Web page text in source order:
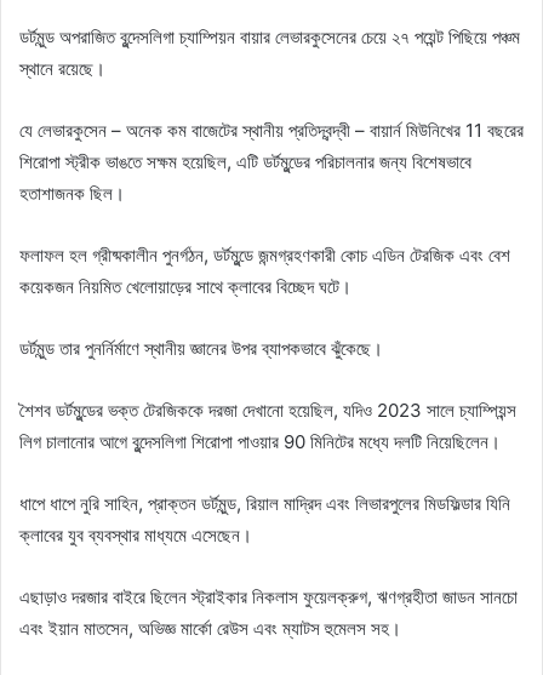
ডর্টমুন্ড অপরাজিত বুন্দেসলিগা চ্যাম্পিয়ন বায়ার লেভারকুসেনের চেয়ে ২৭ পয়েন্ট পিছিয়ে পঞ্চম
স্থানে রয়েছে।
যে লেভারকুসেন – অনেক কম বাজেটের স্থানীয় প্রতিদ্বন্দ্বী – বায়ার্ন মিউনিখের 11 বছরের
শিরোপা স্ট্রীক ভাঙতে সক্ষম হয়েছিল, এটি ডর্টমুন্ডের পরিচালনার জন্য বিশেষভাবে
হতাশাজনক ছিল।
ফলাফল হল গ্রীষ্মকালীন পুনর্গঠন, ডর্টমুন্ডে জন্মগ্রহণকারী কোচ এডিন টেরজিক এবং বেশ
কয়েকজন নিয়মিত খেলোয়াড়ের সাথে ক্লাবের বিচ্ছেদ ঘটে।
ডর্টমুন্ড তার পুনর্নির্মাণে স্থানীয় জ্ঞানের উপর ব্যাপকভাবে ঝুঁকেছে।
শৈশব ডর্টমুন্ডের ভক্ত টেরজিককে দরজা দেখানো হয়েছিল, যদিও 2023 সালে চ্যাম্পিয়ন্স
লিগ চালানোর আগে বুন্দেসলিগা শিরোপা পাওয়ার 90 মিনিটের মধ্যে দলটি নিয়েছিলেন।
ধাপে ধাপে নুরি সাহিন, প্রাক্তন ডর্টমুন্ড, রিয়াল মাদ্রিদ এবং লিভারপুলের মিডফিল্ডার যিনি
ক্লাবের যুব ব্যবস্থার মাধ্যমে এসেছেন।
এছাড়াও দরজার বাইরে ছিলেন স্ট্রাইকার নিকলাস ফুয়েলক্রুগ, ঋণগ্রহীতা জাডন সানচো
এবং ইয়ান মাতসেন, অভিজ্ঞ মার্কো রেউস এবং ম্যাটস হুমেলস সহ।